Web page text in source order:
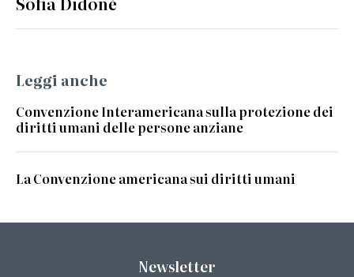
Leggi anche
Convenzione Interamericana sulla protezione dei
diritti umani delle persone anziane
La Convenzione americana sui diritti umani
Newsletter